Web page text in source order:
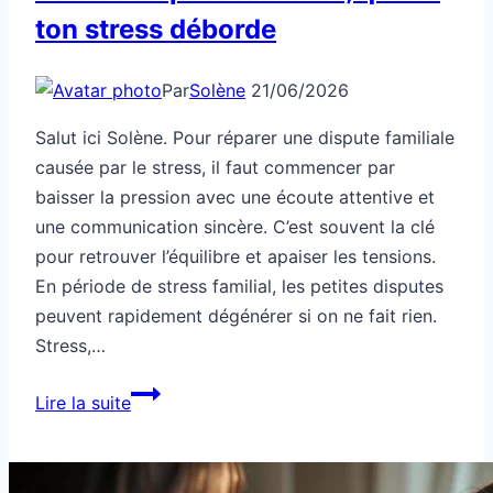
ton stress déborde
ParSolène 21/06/2026
Salut ici Solène. Pour réparer une dispute familiale
causée par le stress, il faut commencer par
baisser la pression avec une écoute attentive et
une communication sincère. C’est souvent la clé
pour retrouver l’équilibre et apaiser les tensions.
En période de stress familial, les petites disputes
peuvent rapidement dégénérer si on ne fait rien.
Stress,…
Lire la suiteSanté
familiale,